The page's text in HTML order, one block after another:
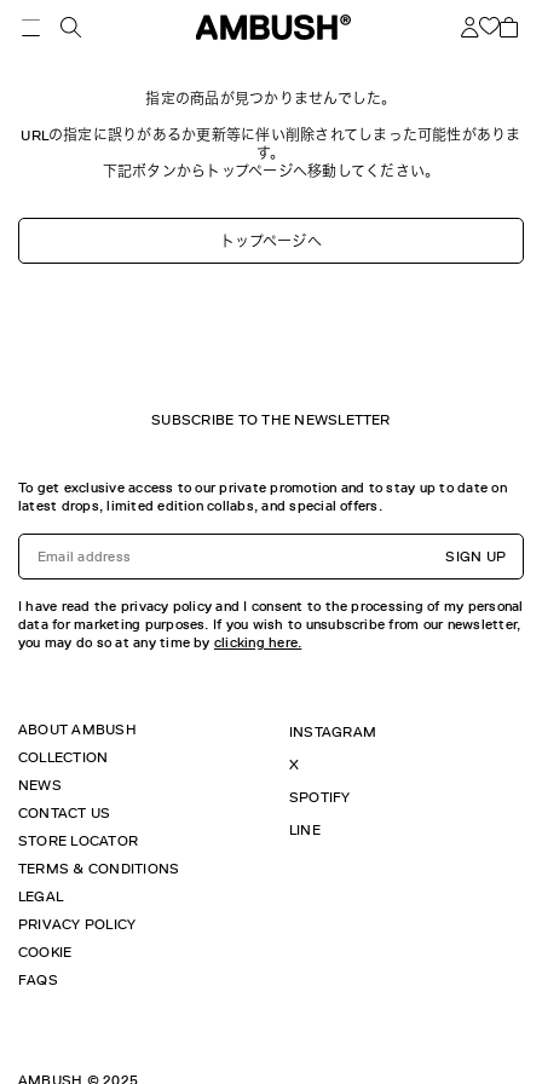
指定の商品が見つかりませんでした。
URLの指定に誤りがあるか更新等に伴い削除されてしまった可能性がありま
す。
下記ボタンからトップページへ移動してください。
トップページへ
SUBSCRIBE TO THE NEWSLETTER
To get exclusive access to our private promotion and to stay up to date on
latest drops, limited edition collabs, and special offers.
SIGN UP
I have read the privacy policy and I consent to the processing of my personal
data for marketing purposes. If you wish to unsubscribe from our newsletter,
you may do so at any time by clicking here.
ABOUT AMBUSH
COLLECTION
NEWS
CONTACT US
STORE LOCATOR
TERMS & CONDITIONS
LEGAL
PRIVACY POLICY
COOKIE
FAQS
INSTAGRAM
X
SPOTIFY
LINE
AMBUSH © 2025